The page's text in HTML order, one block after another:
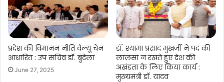
प्रदेश की विमानन नीति वैल्यू चेन
आधारित : उप सचिव डॉ. बुंदेला
June 27, 2025
डॉ. श्यामा प्रसाद मुखर्जी ने पद की
लालसा न रखते हुए देश की
अखंडता के लिए किया कार्य :
मुख्यमंत्री डॉ. यादव